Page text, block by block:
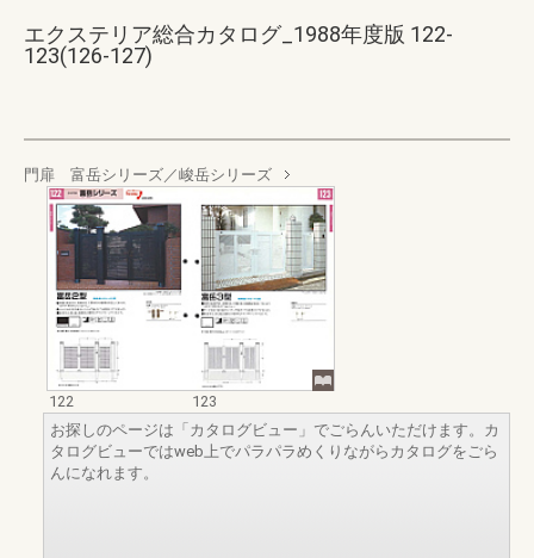
エクステリア総合カタログ_1988年度版 122-
123(126-127)
門扉 富岳シリーズ／峻岳シリーズ
122
123
お探しのページは「カタログビュー」でごらんいただけます。カ
タログビューではweb上でパラパラめくりながらカタログをごら
んになれます。